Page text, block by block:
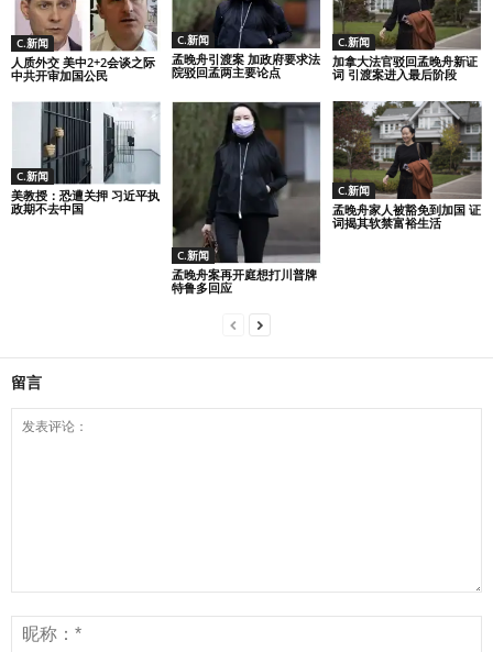
C.新闻
人质外交 美中2+2会谈之际
中共开审加国公民
C.新闻
孟晚舟引渡案 加政府要求法
院驳回孟两主要论点
C.新闻
加拿大法官驳回孟晚舟新证
词 引渡案进入最后阶段
C.新闻
美教授：恐遭关押 习近平执
政期不去中国
C.新闻
孟晚舟案再开庭想打川普牌
特鲁多回应
C.新闻
孟晚舟家人被豁免到加国 证
词揭其软禁富裕生活
留言